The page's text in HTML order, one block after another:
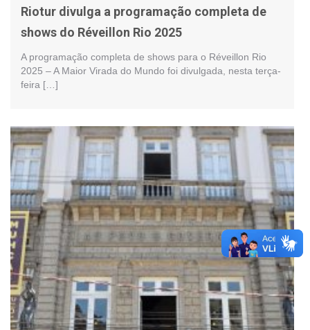
Riotur divulga a programação completa de
shows do Réveillon Rio 2025
A programação completa de shows para o Réveillon Rio
2025 – A Maior Virada do Mundo foi divulgada, nesta terça-
feira […]